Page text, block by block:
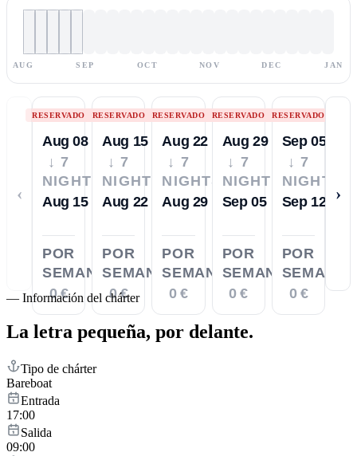
AUG SEP OCT NOV DEC JAN
‹
RESERVADO
Aug 08
↓ 7
NIGHTS
Aug 15
POR
SEMANA
0 €
RESERVADO
Aug 15
↓ 7
NIGHTS
Aug 22
POR
SEMANA
0 €
RESERVADO
Aug 22
↓ 7
NIGHTS
Aug 29
POR
SEMANA
0 €
RESERVADO
Aug 29
↓ 7
NIGHTS
Sep 05
POR
SEMANA
0 €
RESERVADO
Sep 05
↓ 7
NIGHTS
Sep 12
POR
SEMANA
0 €
›
— Información del chárter
La letra pequeña, por delante.
Tipo de chárter
Bareboat
Entrada
17:00
Salida
09:00